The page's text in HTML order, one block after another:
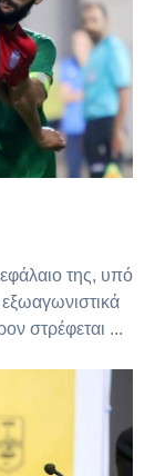
της, υπό
στρέφεται ...